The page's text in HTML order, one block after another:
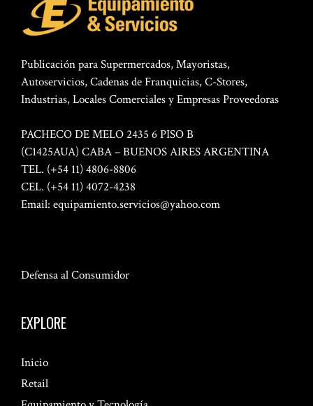
Publicación para Supermercados, Mayoristas,
Autoservicios, Cadenas de Franquicias, C-Stores,
Industrias, Locales Comerciales y Empresas Proveedoras
PACHECO DE MELO 2435 6 PISO B
(C1425AUA) CABA – BUENOS AIRES ARGENTINA
TEL. (+54 11) 4806-8806
CEL. (+54 11) 4072-4238
Email: equipamiento.servicios@yahoo.com
Defensa al Consumidor
EXPLORE
Inicio
Retail